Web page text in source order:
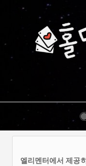
엘리멘터에서 제공